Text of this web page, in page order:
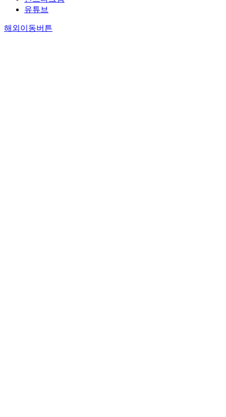
유튜브
해외이동버튼